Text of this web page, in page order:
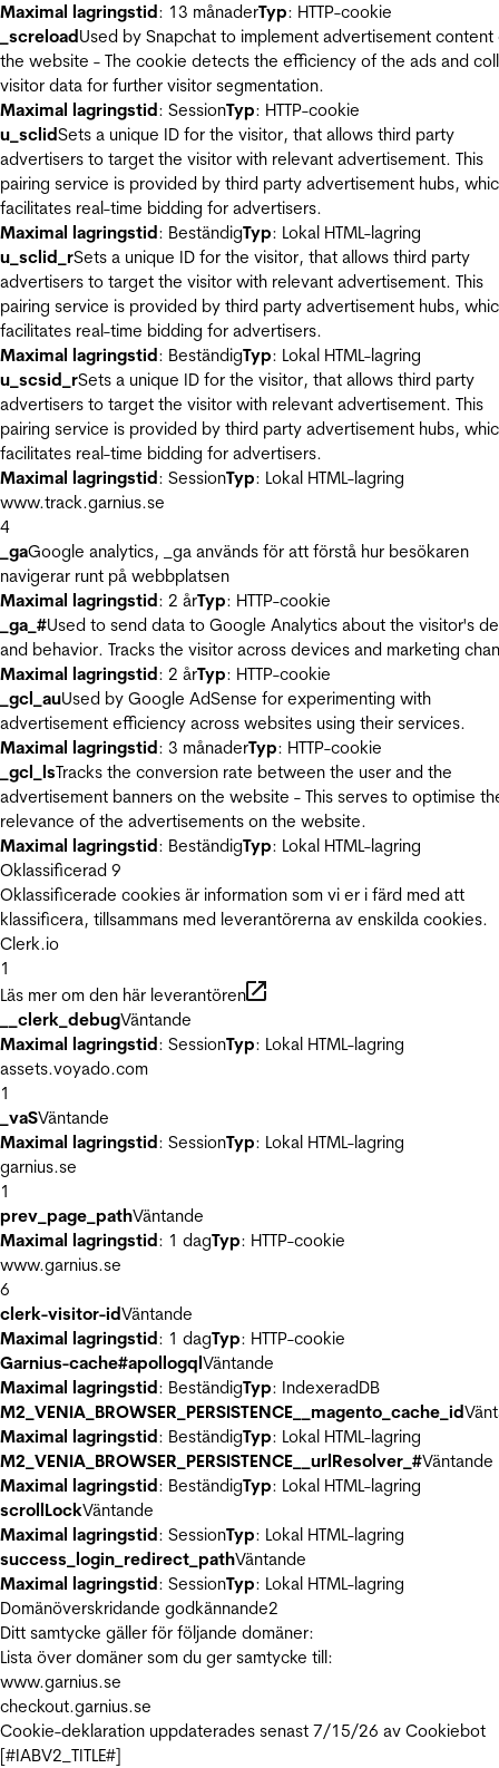
Maximal lagringstid: 13 månaderTyp: HTTP-cookie
_screloadUsed by Snapchat to implement advertisement content
the website - The cookie detects the efficiency of the ads and
visitor data for further visitor segmentation.
Maximal lagringstid: SessionTyp: HTTP-cookie
u_sclidSets a unique ID for the visitor, that allows third party
advertisers to target the visitor with relevant advertisement. This
pairing service is provided by third party advertisement hubs,
facilitates real-time bidding for advertisers.
Maximal lagringstid: BeständigTyp: Lokal HTML-lagring
u_sclid_rSets a unique ID for the visitor, that allows third party
advertisers to target the visitor with relevant advertisement. This
pairing service is provided by third party advertisement hubs,
facilitates real-time bidding for advertisers.
Maximal lagringstid: BeständigTyp: Lokal HTML-lagring
u_scsid_rSets a unique ID for the visitor, that allows third party
advertisers to target the visitor with relevant advertisement. This
pairing service is provided by third party advertisement hubs,
facilitates real-time bidding for advertisers.
Maximal lagringstid: SessionTyp: Lokal HTML-lagring
www.track.garnius.se
4
_gaGoogle analytics, _ga används för att förstå hur besökaren
navigerar runt på webbplatsen
Maximal lagringstid: 2 årTyp: HTTP-cookie
_ga_#Used to send data to Google Analytics about the visitor's
and behavior. Tracks the visitor across devices and marketing
Maximal lagringstid: 2 årTyp: HTTP-cookie
_gcl_auUsed by Google AdSense for experimenting with
advertisement efficiency across websites using their services.
Maximal lagringstid: 3 månaderTyp: HTTP-cookie
_gcl_lsTracks the conversion rate between the user and the
advertisement banners on the website - This serves to optimise
relevance of the advertisements on the website.
Maximal lagringstid: BeständigTyp: Lokal HTML-lagring
Oklassificerad 9
Oklassificerade cookies är information som vi er i färd med att
klassificera, tillsammans med leverantörerna av enskilda cookies.
Clerk.io
1
Läs mer om den här leverantören
__clerk_debugVäntande
Maximal lagringstid: SessionTyp: Lokal HTML-lagring
assets.voyado.com
1
_vaSVäntande
Maximal lagringstid: SessionTyp: Lokal HTML-lagring
garnius.se
1
prev_page_pathVäntande
Maximal lagringstid: 1 dagTyp: HTTP-cookie
www.garnius.se
6
clerk-visitor-idVäntande
Maximal lagringstid: 1 dagTyp: HTTP-cookie
Garnius-cache#apollogqlVäntande
Maximal lagringstid: BeständigTyp: IndexeradDB
M2_VENIA_BROWSER_PERSISTENCE__magento_cache_id
Maximal lagringstid: BeständigTyp: Lokal HTML-lagring
M2_VENIA_BROWSER_PERSISTENCE__urlResolver_#Väntande
Maximal lagringstid: BeständigTyp: Lokal HTML-lagring
scrollLockVäntande
Maximal lagringstid: SessionTyp: Lokal HTML-lagring
success_login_redirect_pathVäntande
Maximal lagringstid: SessionTyp: Lokal HTML-lagring
Domänöverskridande godkännande2
Ditt samtycke gäller för följande domäner:
Lista över domäner som du ger samtycke till:
www.garnius.se
checkout.garnius.se
Cookie-deklaration uppdaterades senast 7/15/26 av Cookiebot
[#IABV2_TITLE#]